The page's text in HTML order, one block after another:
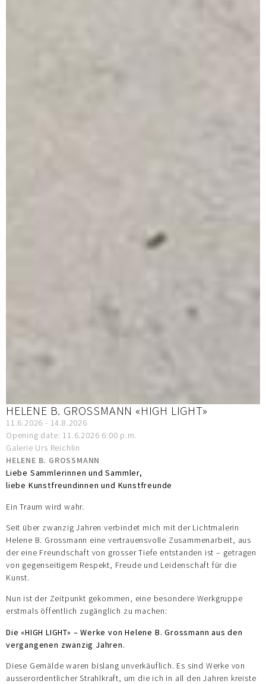
HELENE B. GROSSMANN «HIGH LIGHT»
11.6.2026 - 14.8.2026
Opening date: 11.6.2026 6:00 p.m.
Galerie Urs Reichlin
HELENE B. GROSSMANN
Liebe Sammlerinnen und Sammler,
liebe Kunstfreundinnen und Kunstfreunde
Ein Traum wird wahr.
Seit über zwanzig Jahren verbindet mich mit der Lichtmalerin
Helene B. Grossmann eine vertrauensvolle Zusammenarbeit, aus
der eine Freundschaft von grosser Tiefe entstanden ist – getragen
von gegenseitigem Respekt, Freude und Leidenschaft für die
Kunst.
Nun ist der Zeitpunkt gekommen, eine besondere Werkgruppe
erstmals öffentlich zugänglich zu machen:
Die «HIGH LIGHT» – Werke von Helene B. Grossmann aus den
vergangenen zwanzig Jahren.
Diese Gemälde waren bislang unverkäuflich. Es sind Werke von
ausserordentlicher Strahlkraft, um die ich in all den Jahren kreiste